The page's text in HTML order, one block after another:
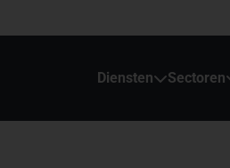
Diensten Sectoren